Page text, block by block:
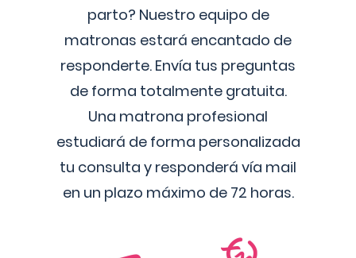
parto? Nuestro equipo de
matronas estará encantado de
responderte. Envía tus preguntas
de forma totalmente gratuita.
Una matrona profesional
estudiará de forma personalizada
tu consulta y responderá vía mail
en un plazo máximo de 72 horas.